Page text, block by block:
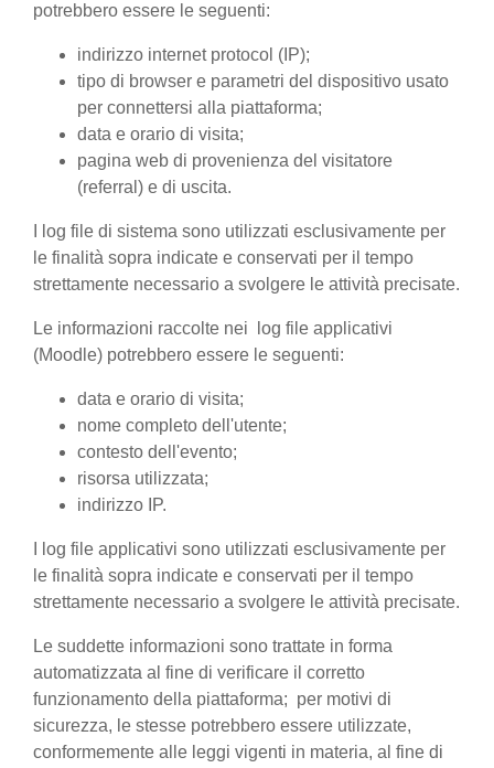
potrebbero essere le seguenti:
indirizzo internet protocol (IP);
tipo di browser e parametri del dispositivo usato
per connettersi alla piattaforma;
data e orario di visita;
pagina web di provenienza del visitatore
(referral) e di uscita.
I log file di sistema sono utilizzati esclusivamente per
le finalità sopra indicate e conservati per il tempo
strettamente necessario a svolgere le attività precisate.
Le informazioni raccolte nei log file applicativi
(Moodle) potrebbero essere le seguenti:
data e orario di visita;
nome completo dell'utente;
contesto dell'evento;
risorsa utilizzata;
indirizzo IP.
I log file applicativi sono utilizzati esclusivamente per
le finalità sopra indicate e conservati per il tempo
strettamente necessario a svolgere le attività precisate.
Le suddette informazioni sono trattate in forma
automatizzata al fine di verificare il corretto
funzionamento della piattaforma; per motivi di
sicurezza, le stesse potrebbero essere utilizzate,
conformemente alle leggi vigenti in materia, al fine di